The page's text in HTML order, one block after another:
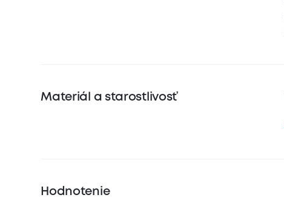
Materiál a starostlivosť
Hodnotenie